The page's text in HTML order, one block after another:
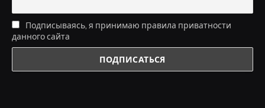
Подписываясь, я принимаю правила приватности
данного сайта